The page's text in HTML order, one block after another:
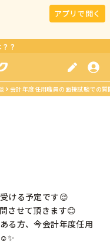
アプリで開く
？
会計年度任用職員の面接試験での質
ける予定です😌
させて頂きます😊
る方、今会計年度任用